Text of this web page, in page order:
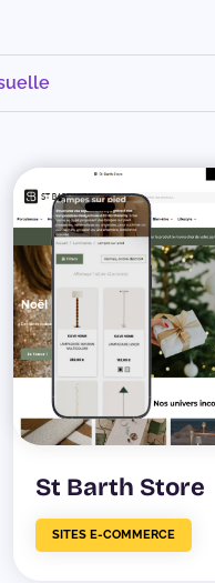
St Barth Store
SITES E-COMMERCE